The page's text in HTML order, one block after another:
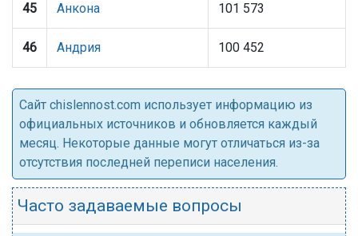
45 Анкона 101 573
46 Андрия 100 452
Cайт chislennost.com использует информацию из
официальных источников и обновляется каждый
месяц. Некоторые данные могут отличаться из-за
отсутствия последней переписи населения.
Часто задаваемые вопросы